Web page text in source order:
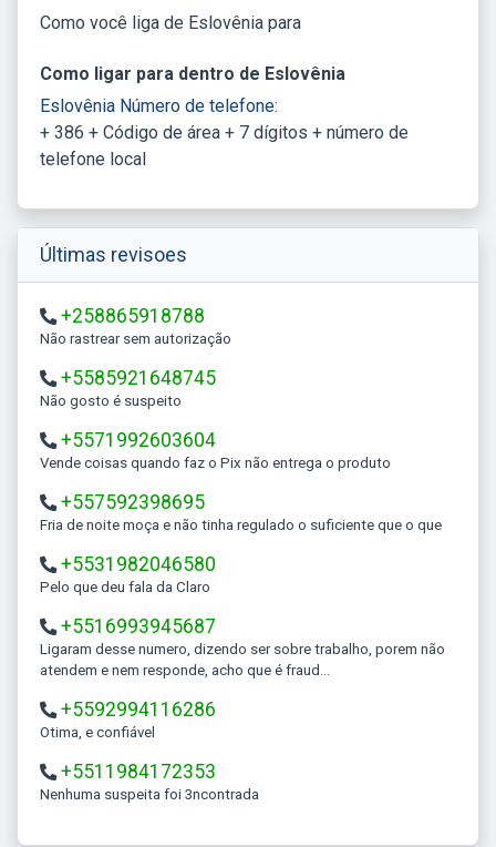
Como você liga de Eslovênia para
Como ligar para dentro de Eslovênia
Eslovênia Número de telefone:
+ 386 + Código de área + 7 dígitos + número de
telefone local
Últimas revisoes
+258865918788
Não rastrear sem autorização
+5585921648745
Não gosto é suspeito
+5571992603604
Vende coisas quando faz o Pix não entrega o produto
+557592398695
Fria de noite moça e não tinha regulado o suficiente que o que
+5531982046580
Pelo que deu fala da Claro
+5516993945687
Ligaram desse numero, dizendo ser sobre trabalho, porem não
atendem e nem responde, acho que é fraud...
+5592994116286
Otima, e confiável
+5511984172353
Nenhuma suspeita foi 3ncontrada